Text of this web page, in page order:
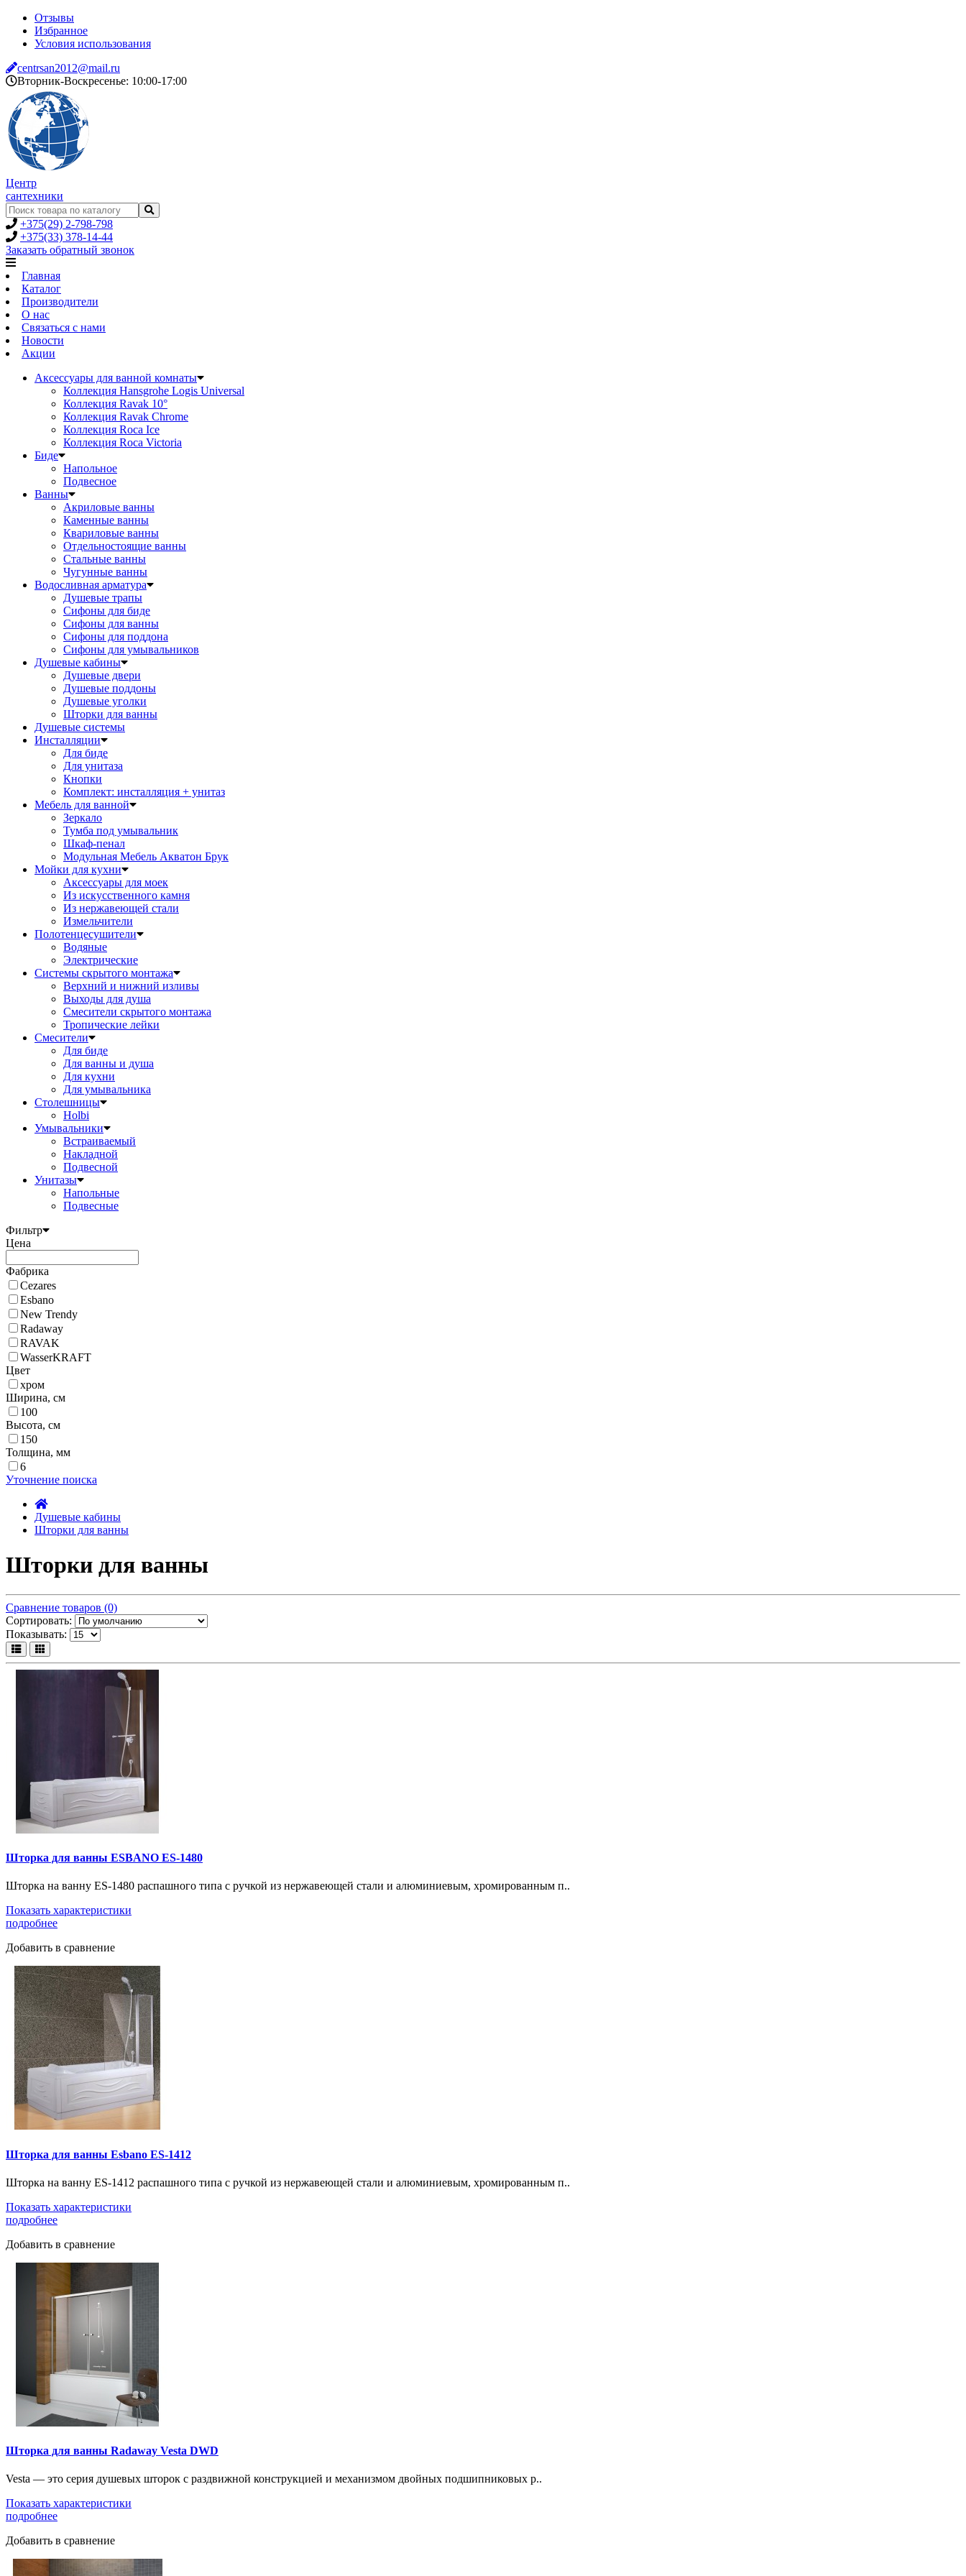
Отзывы
Избранное
Условия использования
centrsan2012@mail.ru
Вторник-Воскресенье: 10:00-17:00
Центр
сантехники
+375(29) 2-798-798
+375(33) 378-14-44
Заказать обратный звонок
Главная
Каталог
Производители
О нас
Связаться с нами
Новости
Акции
Аксессуары для ванной комнаты
Коллекция Hansgrohe Logis Universal
Коллекция Ravak 10°
Коллекция Ravak Chrome
Коллекция Roca Ice
Коллекция Roca Victoria
Биде
Напольное
Подвесное
Ванны
Акриловые ванны
Каменные ванны
Квариловые ванны
Отдельностоящие ванны
Стальные ванны
Чугунные ванны
Водосливная арматура
Душевые трапы
Сифоны для биде
Сифоны для ванны
Сифоны для поддона
Сифоны для умывальников
Душевые кабины
Душевые двери
Душевые поддоны
Душевые уголки
Шторки для ванны
Душевые системы
Инсталляции
Для биде
Для унитаза
Кнопки
Комплект: инсталляция + унитаз
Мебель для ванной
Зеркало
Тумба под умывальник
Шкаф-пенал
Модульная Мебель Акватон Брук
Мойки для кухни
Аксессуары для моек
Из искусственного камня
Из нержавеющей стали
Измельчители
Полотенцесушители
Водяные
Электрические
Системы скрытого монтажа
Верхний и нижний изливы
Выходы для душа
Смесители скрытого монтажа
Тропические лейки
Смесители
Для биде
Для ванны и душа
Для кухни
Для умывальника
Столешницы
Holbi
Умывальники
Встраиваемый
Накладной
Подвесной
Унитазы
Напольные
Подвесные
Фильтр
Цена
Фабрика
Cezares
Esbano
New Trendy
Radaway
RAVAK
WasserKRAFT
Цвет
хром
Ширина, см
100
Высота, см
150
Толщина, мм
6
Уточнение поиска
Душевые кабины
Шторки для ванны
Шторки для ванны
Сравнение товаров (0)
Сортировать:
Показывать:
Шторка для ванны ESBANO ES-1480
Шторка на ванну ES-1480 распашного типа с ручкой из нержавеющей стали и алюминиевым, хромированным п..
Показать характеристики
подробнее
Добавить в сравнение
Шторка для ванны Esbano ES-1412
Шторка на ванну ES-1412 распашного типа с ручкой из нержавеющей стали и алюминиевым, хромированным п..
Показать характеристики
подробнее
Добавить в сравнение
Шторка для ванны Radaway Vesta DWD
Vesta — это серия душевых шторок с раздвижной конструкцией и механизмом двойных подшипниковых р..
Показать характеристики
подробнее
Добавить в сравнение